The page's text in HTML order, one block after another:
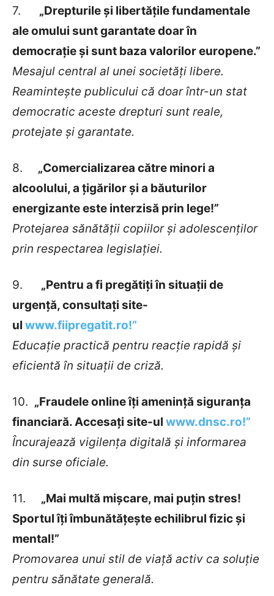
7. „Drepturile și libertățile fundamentale
ale omului sunt garantate doar în
democrație și sunt baza valorilor europene.”
Mesajul central al unei societăți libere.
Reamintește publicului că doar într-un stat
democratic aceste drepturi sunt reale,
protejate și garantate.
8. „Comercializarea către minori a
alcoolului, a țigărilor și a băuturilor
energizante este interzisă prin lege!”
Protejarea sănătății copiilor și adolescenților
prin respectarea legislației.
9. „Pentru a fi pregătiți în situații de
urgență, consultați site-
ul www.fiipregatit.ro!”
Educație practică pentru reacție rapidă și
eficientă în situații de criză.
10. „Fraudele online îți amenință siguranța
financiară. Accesați site-ul www.dnsc.ro!”
Încurajează vigilența digitală și informarea
din surse oficiale.
11. „Mai multă mișcare, mai puțin stres!
Sportul îți îmbunătățește echilibrul fizic și
mental!”
Promovarea unui stil de viață activ ca soluție
pentru sănătate generală.